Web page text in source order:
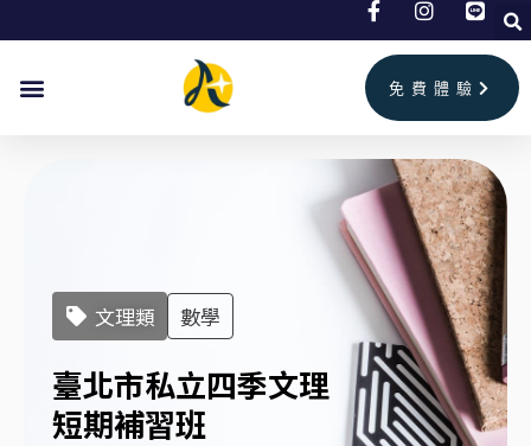
免費體驗
文理類 數學
臺北市私立四季文理
短期補習班